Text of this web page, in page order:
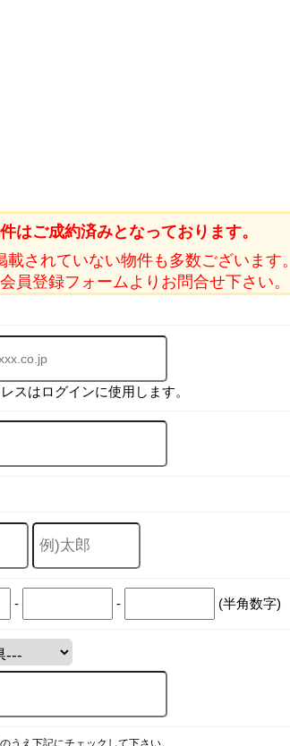
はご成約済みとなっております。
載されていない物件も多数ございます。
員登録フォームよりお問合せ下さい。
スはログインに使用します。
- - (半角数字)
うえ下記にチェックして下さい。